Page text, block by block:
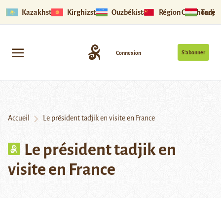
Kazakhstan Kirghizstan Ouzbékistan Région Ouïghoure
S’abonner
Connexion
Accueil Le président tadjik en visite en France
Le président tadjik en
visite en France